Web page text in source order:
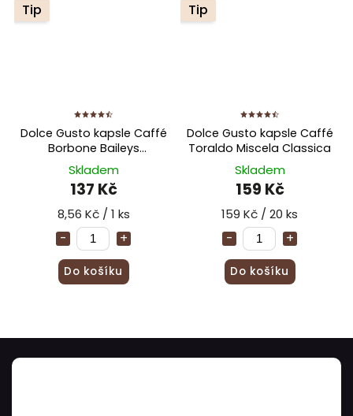
Tip
Dolce Gusto kapsle Caffé
Borbone Baileys
Cappuccino
Skladem
137 Kč
8,56 Kč / 1 ks
Do košíku
Tip
Dolce Gusto kapsle Caffé
Toraldo Miscela Classica
Skladem
159 Kč
159 Kč / 20 ks
Do košíku